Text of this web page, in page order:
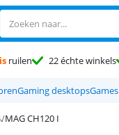
ruilen 22 échte winkels
Gaming desktopsGames
MAG CH120 I